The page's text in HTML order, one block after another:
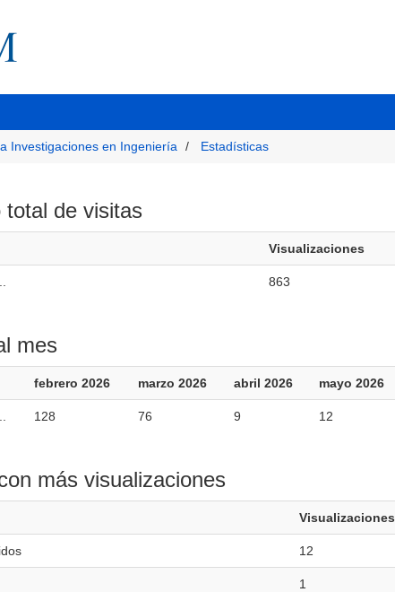
Investigaciones en Ingeniería Estadísticas
total de visitas
Visualizaciones
863
mes
febrero 2026 marzo 2026 abril 2026 mayo 2026
128 76 9 12
más visualizaciones
Visualizaciones
12
1